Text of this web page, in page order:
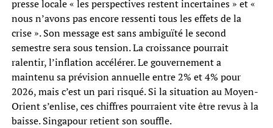
presse locale « les perspectives restent incertaines » et «
nous n’avons pas encore ressenti tous les effets de la
crise ». Son message est sans ambiguïté le second
semestre sera sous tension. La croissance pourrait
ralentir, l’inflation accélérer. Le gouvernement a
maintenu sa prévision annuelle entre 2% et 4% pour
2026, mais c’est un pari risqué. Si la situation au Moyen-
Orient s’enlise, ces chiffres pourraient vite être revus à la
baisse. Singapour retient son souffle.